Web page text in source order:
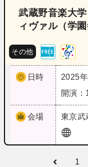
武蔵野音楽大
ィヴァル（学園
その他
日時
2025
開演
会場 東京武
1